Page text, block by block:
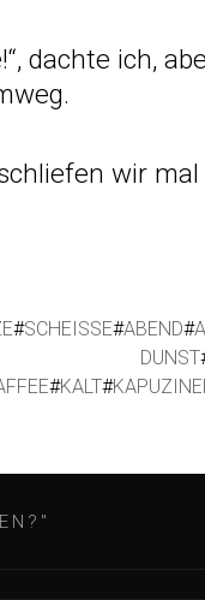
dachte ich,
wir
#SCHEISSE #ABEND#
DUNST
#KALT#